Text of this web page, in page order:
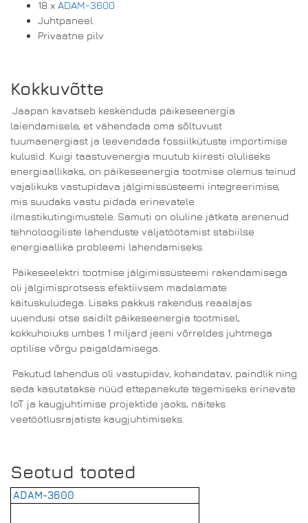
18 x ADAM-3600
Juhtpaneel
Privaatne pilv
Kokkuvõtte
Jaapan kavatseb keskenduda päikeseenergia
laiendamisele, et vähendada oma sõltuvust
tuumaenergiast ja leevendada fossiilkütuste importimise
kulusid. Kuigi taastuvenergia muutub kiiresti oluliseks
energiaallikaks, on päikeseenergia tootmise olemus teinud
vajalikuks vastupidava jälgimissüsteemi integreerimise,
mis suudaks vastu pidada erinevatele
ilmastikutingimustele. Samuti on oluline jätkata arenenud
tehnoloogiliste lahenduste väljatöötamist stabiilse
energiaallika probleemi lahendamiseks.
Päikeseelektri tootmise jälgimissüsteemi rakendamisega
oli jälgimisprotsess efektiivsem madalamate
käituskuludega. Lisaks pakkus rakendus reaalajas
uuendusi otse saidilt päikeseenergia tootmisel,
kokkuhoiuks umbes 1 miljard jeeni võrreldes juhtmega
optilise võrgu paigaldamisega.
Pakutud lahendus oli vastupidav, kohandatav, paindlik ning
seda kasutatakse nüüd ettepanekute tegemiseks erinevate
IoT ja kaugjuhtimise projektide jaoks, näiteks
veetöötlusrajatiste kaugjuhtimiseks.
Seotud tooted
ADAM-3600